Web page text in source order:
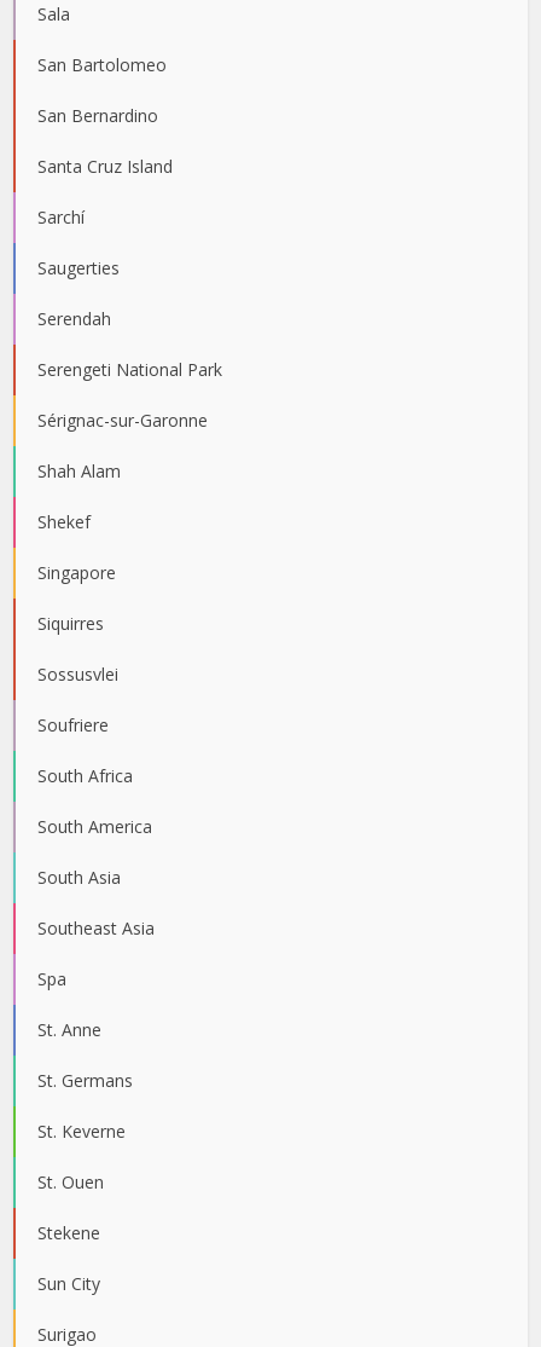
Sala
San Bartolomeo
San Bernardino
Santa Cruz Island
Sarchí
Saugerties
Serendah
Serengeti National Park
Sérignac-sur-Garonne
Shah Alam
Shekef
Singapore
Siquirres
Sossusvlei
Soufriere
South Africa
South America
South Asia
Southeast Asia
Spa
St. Anne
St. Germans
St. Keverne
St. Ouen
Stekene
Sun City
Surigao